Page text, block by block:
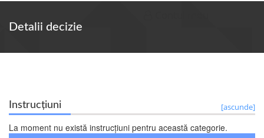
Detalii decizie
Instrucțiuni [ascunde]
La moment nu există instrucțiuni pentru această categorie.